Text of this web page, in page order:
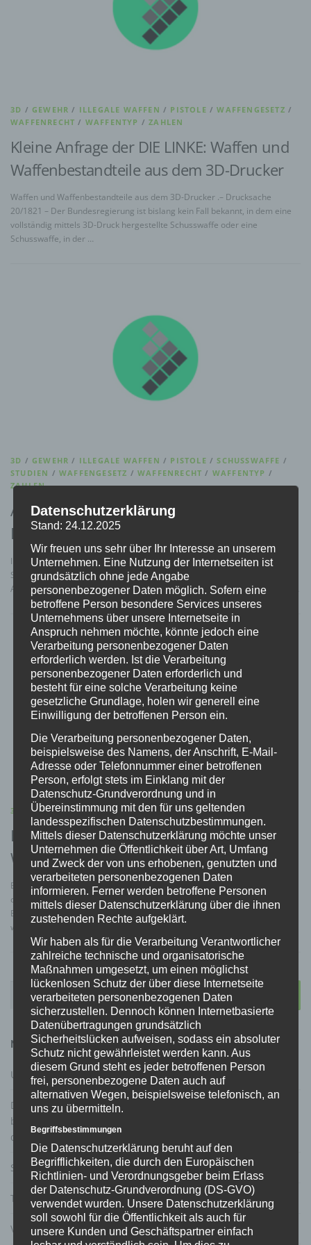
3D / GEWEHR / ILLEGALE WAFFEN / PISTOLE /WAFFENGESETZ /
WAFFENRECHT / WAFFENTYP /ZAHLEN
Kleine Anfrage der DIE LINKE: Waffen und
Waffenbestandteile aus dem 3D-Drucker
Waffen und Waffenbestandteile aus dem 3D-Drucker .– Drucksache
20/1821 – Der Bundesregierung ist bislang kein Fall bekannt, in dem eine
vollständig mittels 3D-Druck hergestellte Schusswaffe oder eine
Schusswaffe, in der …
3D / GEWEHR / ILLEGALE WAFFEN / PISTOLE /SCHUSSWAFFE /
STUDIEN /WAFFENGESETZ /WAFFENRECHT / WAFFENTYP /
ZAHLEN
Anfrage der SPD in Bayern: Waffen aus 3D-
Druckern
Im BLKA wurde bei Versuchen mit in 3D-Drucktechnik hergestellten
Schusswaffen festgestellt, dass diese je nach Qualität und Bauweise zur
Abgabe von Schüssen geeignet sein können. Es war zu beobachten, dass …
3D /ILLEGALE WAFFEN/ WAFFENGESETZ/WAFFENTYP
Bericht Deutschlandfunk über Illegale
Waffen
Bericht des Deutschlandfunks über die Problematik illegaler Waffen aus
den ehemaligen und aktuellen Krisenregionen und technologischer
Entwicklungen wie 3D Druck. https://www.deutschlandfunk.de/illegale-
waffen-100.html
Suchen
NEUESTE BEITRÄGE
Urteil zur Schlüsselaufbewahrung Waffentresor
Die Grüne: Gutachterliche Stellungnahme Prof. Dr. Gärditz
betreffend Verfassungskonformität von Gestaltungsoptionen
der Regelanfrage beim Verfassungsschutz im Waffenrecht
Statistik: Todesfälle durch Schusswaffen
T-Online über das Behördenversagen von Hamburg
Video vom DJV und DSB zum Waffenrecht
Datenschutzerklärung
Stand: 24.12.2025
Wir freuen uns sehr über Ihr Interesse an unserem
Unternehmen. Eine Nutzung der Internetseiten ist
grundsätzlich ohne jede Angabe
personenbezogener Daten möglich. Sofern eine
betroffene Person besondere Services unseres
Unternehmens über unsere Internetseite in
Anspruch nehmen möchte, könnte jedoch eine
Verarbeitung personenbezogener Daten
erforderlich werden. Ist die Verarbeitung
personenbezogener Daten erforderlich und
besteht für eine solche Verarbeitung keine
gesetzliche Grundlage, holen wir generell eine
Einwilligung der betroffenen Person ein.
Die Verarbeitung personenbezogener Daten,
beispielsweise des Namens, der Anschrift, E-Mail-
Adresse oder Telefonnummer einer betroffenen
Person, erfolgt stets im Einklang mit der
Datenschutz-Grundverordnung und in
Übereinstimmung mit den für uns geltenden
landesspezifischen Datenschutzbestimmungen.
Mittels dieser Datenschutzerklärung möchte unser
Unternehmen die Öffentlichkeit über Art, Umfang
und Zweck der von uns erhobenen, genutzten und
verarbeiteten personenbezogenen Daten
informieren. Ferner werden betroffene Personen
mittels dieser Datenschutzerklärung über die ihnen
zustehenden Rechte aufgeklärt.
Wir haben als für die Verarbeitung Verantwortlicher
zahlreiche technische und organisatorische
Maßnahmen umgesetzt, um einen möglichst
lückenlosen Schutz der über diese Internetseite
verarbeiteten personenbezogenen Daten
sicherzustellen. Dennoch können Internetbasierte
Datenübertragungen grundsätzlich
Sicherheitslücken aufweisen, sodass ein absoluter
Schutz nicht gewährleistet werden kann. Aus
diesem Grund steht es jeder betroffenen Person
frei, personenbezogene Daten auch auf
alternativen Wegen, beispielsweise telefonisch, an
uns zu übermitteln.
Begriffsbestimmungen
Die Datenschutzerklärung beruht auf den
Begrifflichkeiten, die durch den Europäischen
Richtlinien- und Verordnungsgeber beim Erlass
der Datenschutz-Grundverordnung (DS-GVO)
verwendet wurden. Unsere Datenschutzerklärung
soll sowohl für die Öffentlichkeit als auch für
unsere Kunden und Geschäftspartner einfach